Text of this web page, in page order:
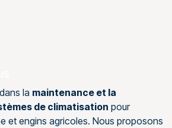
la maintenance et la
de climatisation pour
et engins agricoles. Nous proposons